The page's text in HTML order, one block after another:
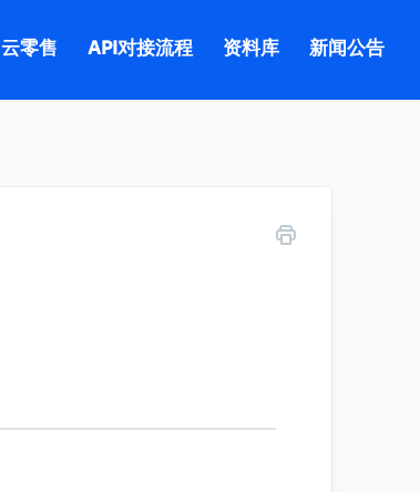
云零售 API对接流程 资料库 新闻公告